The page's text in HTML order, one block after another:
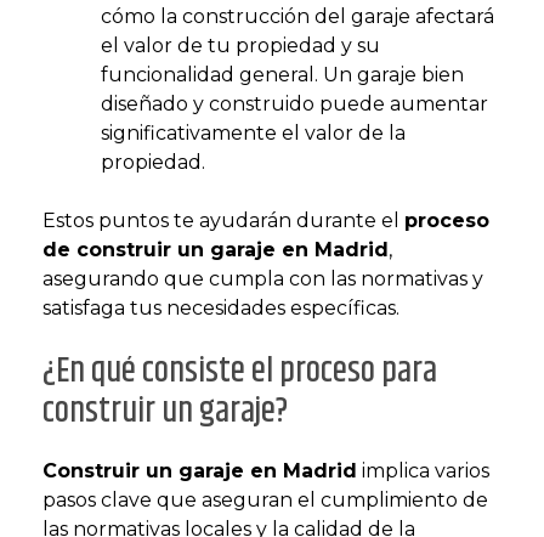
cómo la construcción del garaje afectará
el valor de tu propiedad y su
funcionalidad general. Un garaje bien
diseñado y construido puede aumentar
significativamente el valor de la
propiedad​​.
Estos puntos te ayudarán durante el proceso
de construir un garaje en Madrid,
asegurando que cumpla con las normativas y
satisfaga tus necesidades específicas.
¿En qué consiste el proceso para
construir un garaje?
Construir un garaje en Madrid implica varios
pasos clave que aseguran el cumplimiento de
las normativas locales y la calidad de la